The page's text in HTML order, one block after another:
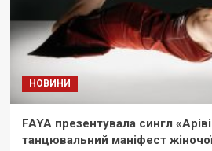
НОВИНИ
FAYA презентувала сингл
танцювальний маніфест